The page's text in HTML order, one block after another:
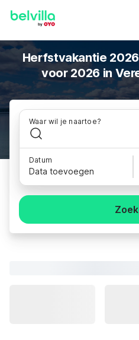
Herfstvakantie
voor 2026 in
Waar wil je naartoe?
Datum
Data toevoegen